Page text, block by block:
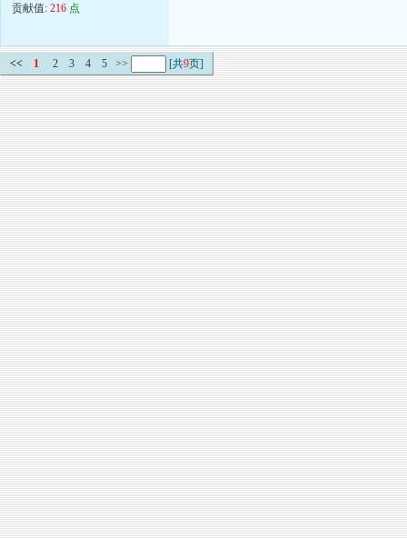
贡献值: 216 点
<< 1 2 3 4 5 >> [共9页]